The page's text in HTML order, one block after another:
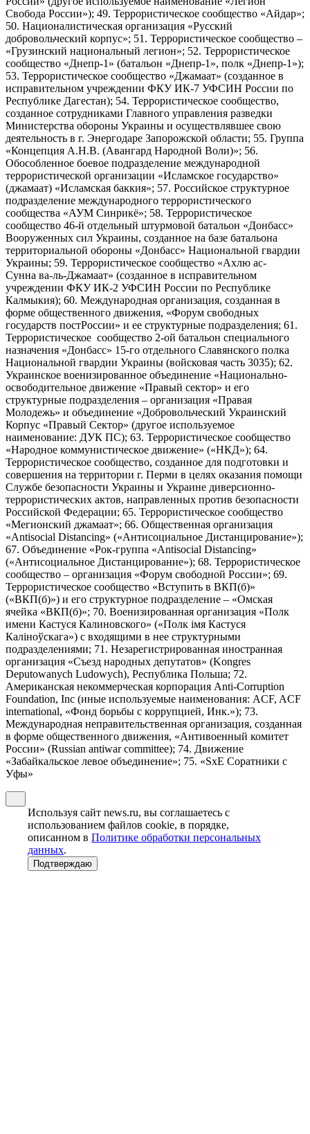
Свобода России»); 49. Террористическое сообщество «Айдар»;
50. Националистическая организация «Русский
добровольческий корпус»; 51. Террористическое сообщество –
«Грузинский национальный легион»; 52. Террористическое
сообщество «Днепр-1» (батальон «Днепр-1», полк «Днепр-1»);
53. Террористическое сообщество «Джамаат» (созданное в
исправительном учреждении ФКУ ИК-7 УФСИН России по
Республике Дагестан); 54. Террористическое сообщество,
созданное сотрудниками Главного управления разведки
Министерства обороны Украины и осуществлявшее свою
деятельность в г. Энергодаре Запорожской области; 55. Группа
«Концепция А.Н.В. (Авангард Народной Воли)»; 56.
Обособленное боевое подразделение международной
террористической организации «Исламское государство»
(джамаат) «Исламская баккия»; 57. Российское структурное
подразделение международного террористического
сообщества «АУМ Синрикё»; 58. Террористическое
сообщество 46-й отдельный штурмовой батальон «Донбасс»
Вооруженных сил Украины, созданное на базе батальона
территориальной обороны «Донбасс» Национальной гвардии
Украины; 59. Террористическое сообщество «Ахлю ас-
Сунна ва-ль-Джамаат» (созданное в исправительном
учреждении ФКУ ИК-2 УФСИН России по Республике
Калмыкия); 60. Международная организация, созданная в
форме общественного движения, «Форум свободных
государств постРоссии» и ее структурные подразделения; 61.
Террористическое сообщество 2-ой батальон специального
назначения «Донбасс» 15-го отдельного Славянского полка
Национальной гвардии Украины (войсковая часть 3035); 62.
Украинское военизированное объединение «Национально-
освободительное движение «Правый сектор» и его
структурные подразделения – организация «Правая
Молодежь» и объединение «Добровольческий Украинский
Корпус «Правый Сектор» (другое используемое
наименование: ДУК ПС); 63. Террористическое сообщество
«Народное коммунистическое движение» («НКД»); 64.
Террористическое сообщество, созданное для подготовки и
совершения на территории г. Перми в целях оказания помощи
Службе безопасности Украины и Украине диверсионно-
террористических актов, направленных против безопасности
Российской Федерации; 65. Террористическое сообщество
«Мегионский джамаат»; 66. Общественная организация
«Antisocial Distancing» («Антисоциальное Дистанцирование»);
67. Объединение «Рок-группа «Antisocial Distancing»
(«Антисоциальное Дистанцирование»); 68. Террористическое
сообщество – организация «Форум свободной России»; 69.
Террористическое сообщество «Вступить в ВКП(б)»
(«ВКП(б)») и его структурное подразделение – «Омская
ячейка «ВКП(б)»; 70. Военизированная организация «Полк
имени Кастуся Калиновского» («Полк iмя Кастуся
Калiноўскага») с входящими в нее структурными
подразделениями; 71. Незарегистрированная иностранная
организация «Съезд народных депутатов» (Kongres
Deputowanych Ludowych), Республика Польша; 72.
Американская некоммерческая корпорация Anti-Corruption
Foundation, Inc (иные используемые наименования: ACF, ACF
international, «Фонд борьбы с коррупцией, Инк.»); 73.
Международная неправительственная организация, созданная
в форме общественного движения, «Антивоенный комитет
России» (Russian antiwar committee); 74. Движение
«Забайкальское левое объединение»; 75. «SxE Соратники с
Уфы»
Используя сайт news.ru, вы соглашаетесь с
использованием файлов cookie, в порядке,
описанном в Политике обработки персональных
данных.
Подтверждаю